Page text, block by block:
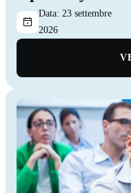
Data: 23 settembre
2026